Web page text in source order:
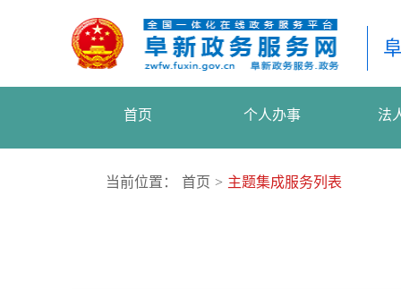
首页 个人办事 法
当前位置： 首页 > 主题集成服务列表